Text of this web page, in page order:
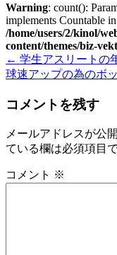
Warning: count():
implements Countable in
/home/users/2/kinol/
content/themes/biz-
← 学生アスリートの
球速アップの為のボ
コメントを残す
メールアドレスが公
ている欄は必須項目
コメント ※